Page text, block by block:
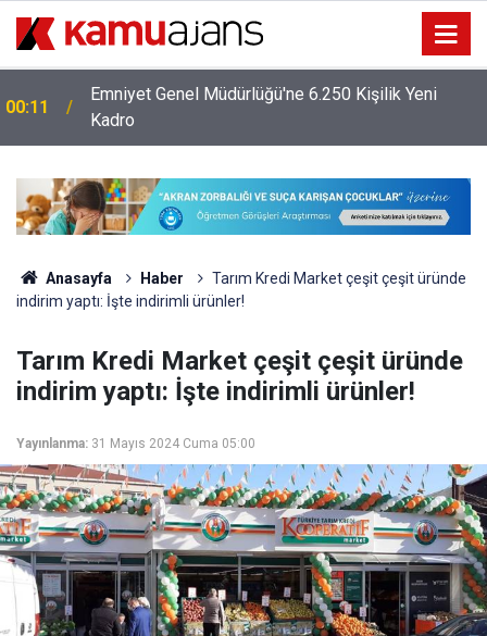
00:11
Emniyet Genel Müdürlüğü'ne 6.250 Kişilik Yeni
Kadro
Anasayfa Haber
Tarım Kredi Market çeşit çeşit üründe
indirim yaptı: İşte indirimli ürünler!
Tarım Kredi Market çeşit çeşit üründe
indirim yaptı: İşte indirimli ürünler!
Yayınlanma: 31 Mayıs 2024 Cuma 05:00